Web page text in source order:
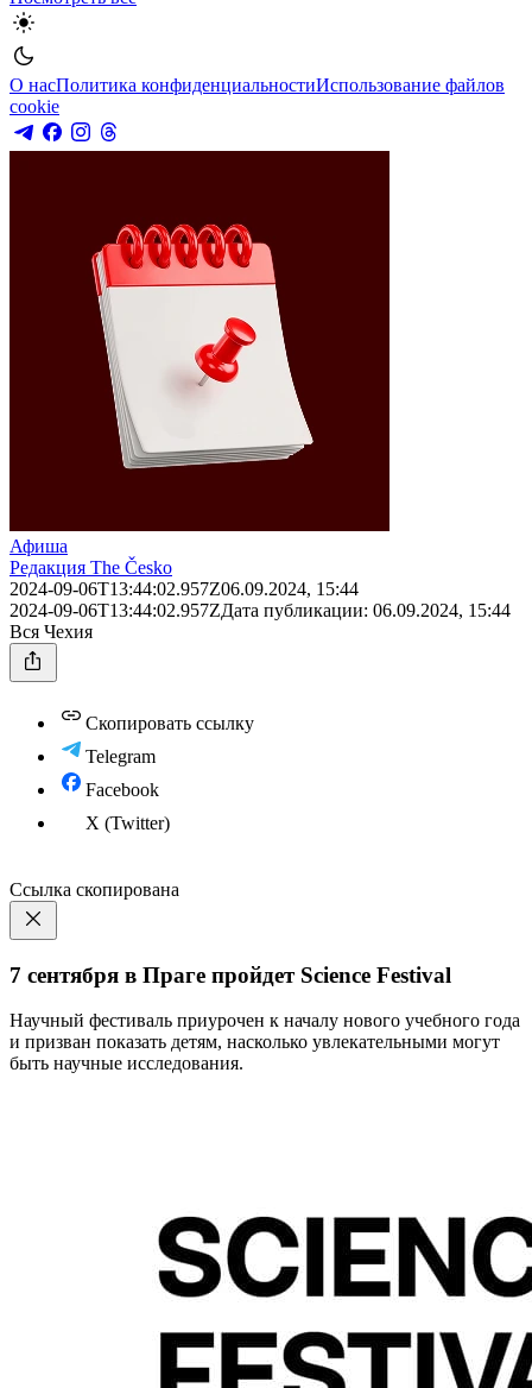
О насПолитика конфиденциальностиИспользование файлов
cookie
Афиша
Редакция The Česko
2024-09-06T13:44:02.957Z06.09.2024, 15:44
2024-09-06T13:44:02.957ZДата публикации: 06.09.2024, 15:44
Вся Чехия
Скопировать ссылку
Telegram
Facebook
X (Twitter)
Ссылка скопирована
7 сентября в Праге пройдет Science Festival
Научный фестиваль приурочен к началу нового учебного года
и призван показать детям, насколько увлекательными могут
быть научные исследования.